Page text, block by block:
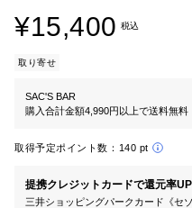
¥15,400 税込
取り寄せ
SAC'S BAR
購入合計金額4,990円以上で送料無料
取得予定ポイント数： 140 pt
提携クレジットカードで還元率UP
三井ショッピングパークカード《セ